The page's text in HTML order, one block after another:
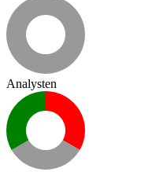
Analysten